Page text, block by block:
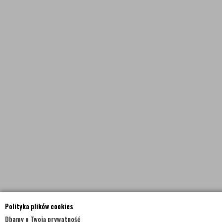
Polityka plików cookies
Dbamy o Twoją prywatność